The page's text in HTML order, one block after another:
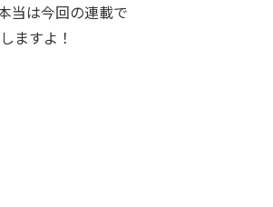
当は今回の連載で
ますよ！